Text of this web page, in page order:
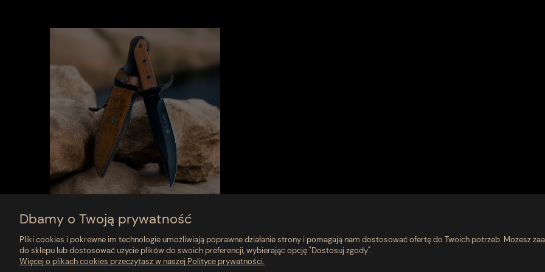
Moje konto Płatności i dostawa
Dbamy o Twoją prywatność
Pliki cookies i pokrewne im technologie umożliwiają poprawne działanie strony i pomagają nam dostosować ofertę do Twoich potrzeb. Możesz
do sklepu lub dostosować użycie plików do swoich preferencji, wybierając opcję "Dostosuj zgody".
Więcej o plikach cookies przeczytasz w naszej Polityce prywatności.